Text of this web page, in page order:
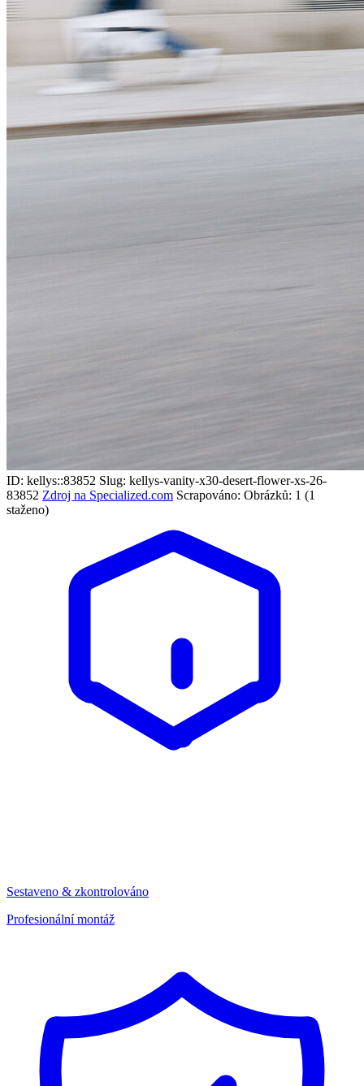
ID: kellys::83852 Slug: kellys-vanity-x30-desert-flower-xs-26-
83852 Zdroj na Specialized.com Scrapováno: Obrázků: 1 (1
staženo)
Sestaveno & zkontrolováno
Profesionální montáž